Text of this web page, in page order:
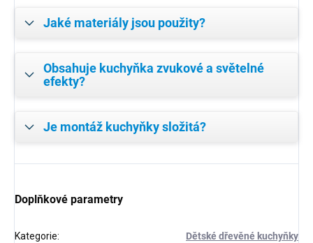
Jaké materiály jsou použity?
Obsahuje kuchyňka zvukové a světelné
efekty?
Je montáž kuchyňky složitá?
Doplňkové parametry
Kategorie: Dětské dřevěné kuchyňky